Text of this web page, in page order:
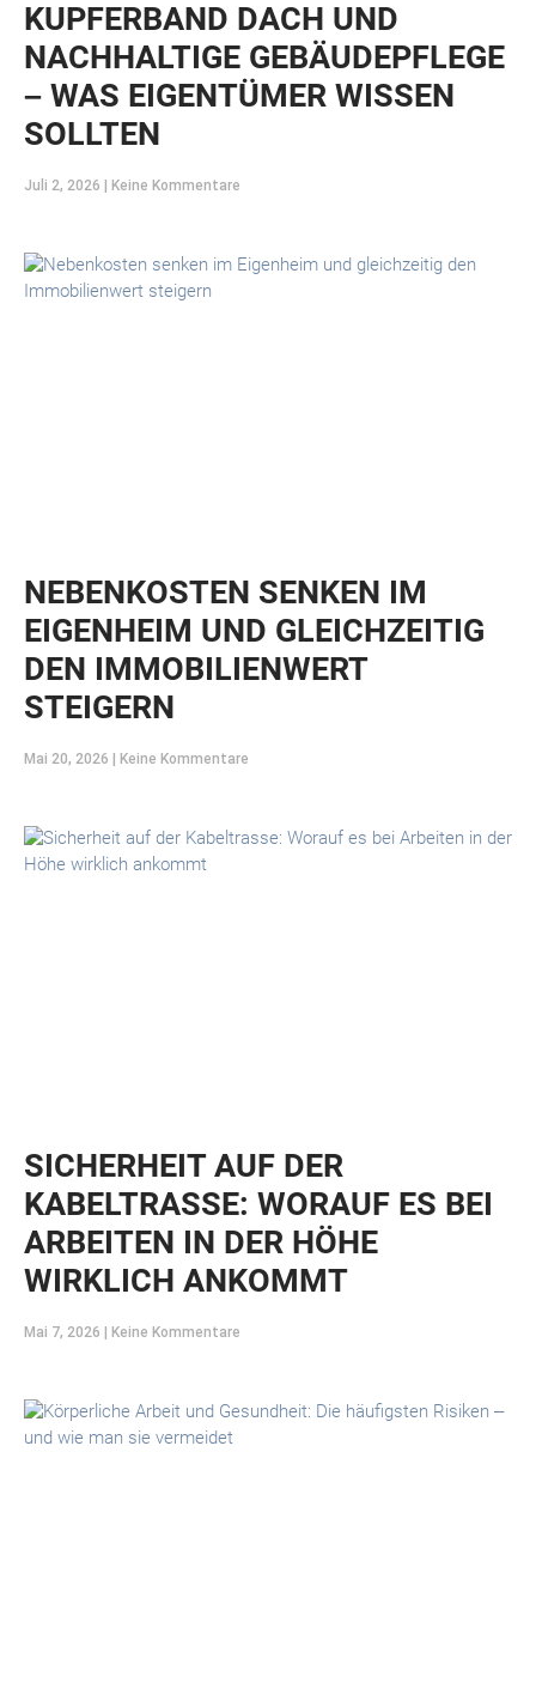
KUPFERBAND DACH UND
NACHHALTIGE GEBÄUDEPFLEGE
– WAS EIGENTÜMER WISSEN
SOLLTEN
Juli 2, 2026 Keine Kommentare
NEBENKOSTEN SENKEN IM
EIGENHEIM UND GLEICHZEITIG
DEN IMMOBILIENWERT
STEIGERN
Mai 20, 2026 Keine Kommentare
SICHERHEIT AUF DER
KABELTRASSE: WORAUF ES BEI
ARBEITEN IN DER HÖHE
WIRKLICH ANKOMMT
Mai 7, 2026 Keine Kommentare